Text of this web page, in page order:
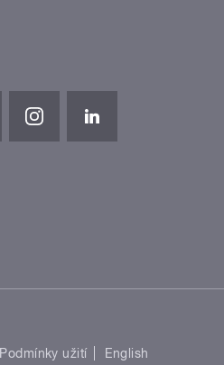
Podmínky užití English